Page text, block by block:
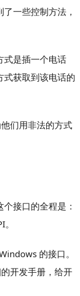
一些控制方法，
式是插一个电话
式获取到该电话的
们用非法的方式
接口的全程是：
的接口。
开发手册，给开